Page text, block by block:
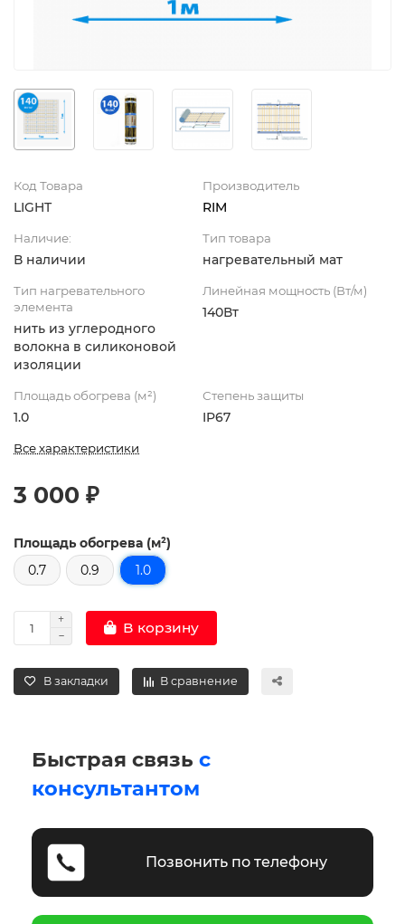
Код Товара
LIGHT
Производитель
RIM
Наличие:
В наличии
Тип товара
нагревательный мат
Тип нагревательного
элемента
нить из углеродного
волокна в силиконовой
изоляции
Линейная мощность (Вт/м)
140Вт
Площадь обогрева (м²)
1.0
Степень защиты
IP67
Все характеристики
3 000 ₽
Площадь обогрева (м²)
0.7
0.9 1.0
В корзину
В закладки В сравнение
Быстрая связь с
консультантом
Позвонить по телефону